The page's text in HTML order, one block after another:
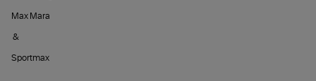
Max Mara
&
Sportmax